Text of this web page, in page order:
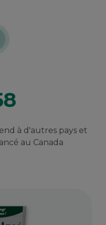
à d'autres pays et
au Canada